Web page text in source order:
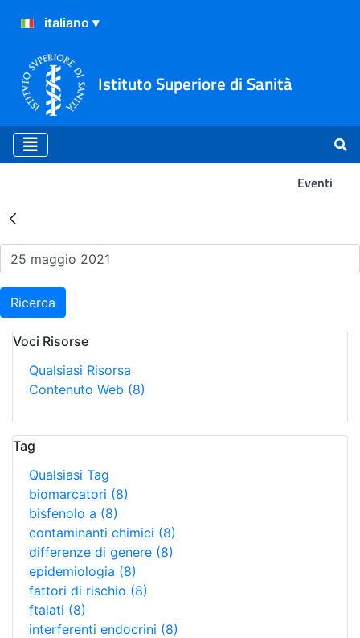
Istituto Superiore di Sanità
Eventi
Risultati della Ricerca -
Ricerca
Voci Risorse
Qualsiasi Risorsa
Contenuto Web (8)
Tag
Qualsiasi Tag
biomarcatori (8)
bisfenolo a (8)
contaminanti chimici (8)
differenze di genere (8)
epidemiologia (8)
fattori di rischio (8)
ftalati (8)
interferenti endocrini (8)